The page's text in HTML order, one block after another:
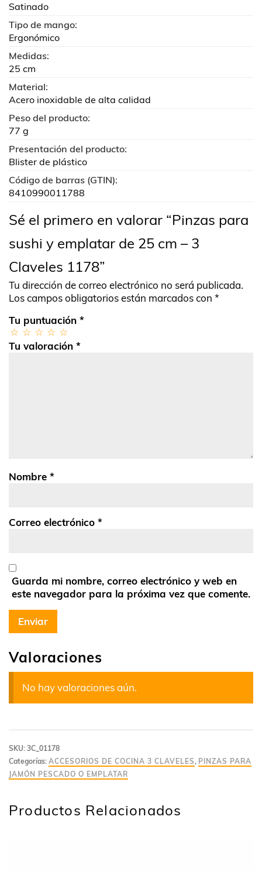
Satinado
Tipo de mango:
Ergonómico
Medidas:
25 cm
Material:
Acero inoxidable de alta calidad
Peso del producto:
77 g
Presentación del producto:
Blister de plástico
Código de barras (GTIN):
8410990011788
Valoraciones
No hay valoraciones aún.
Sé el primero en valorar “Pinzas para
sushi y emplatar de 25 cm – 3
Claveles 1178”
Tu dirección de correo electrónico no será publicada.
Los campos obligatorios están marcados con *
Tu puntuación *
Tu valoración *
Nombre *
Correo electrónico *
Guarda mi nombre, correo electrónico y web en
este navegador para la próxima vez que comente.
SKU: 3C_01178
Categorías: ACCESORIOS DE COCINA 3 CLAVELES, PINZAS PARA
JAMÓN PESCADO O EMPLATAR
Productos Relacionados